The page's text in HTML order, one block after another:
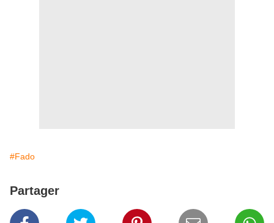
#Fado
Partager